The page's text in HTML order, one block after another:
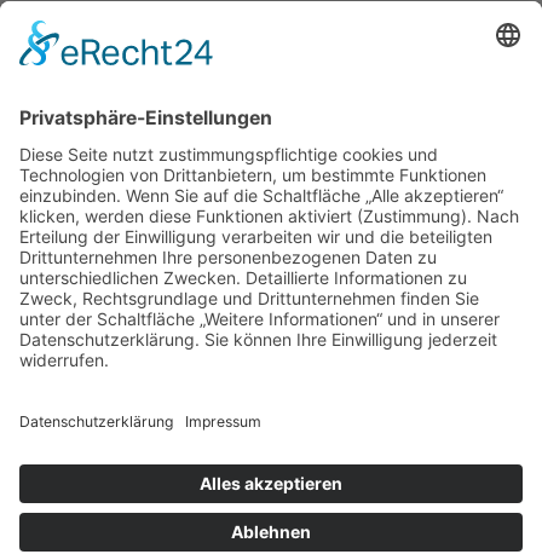
Store Viernheim
Store Berlin
Handelspartner Köln
SICHERE BEZAHLUNG
ZUVERLÄSSIGER VERSAND
Alle Preise inkl. gesetzl. Mehrwertsteuer zzgl.
Versandkostenund ggf. Nachnahmegebühren, wenn